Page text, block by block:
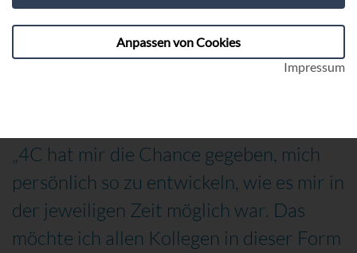
Echte Typen - Peter Keefer
„4C hat mir die Chance gegeben, mich
persönlich so zu entwickeln, wie es mir in
der jeweiligen Zeit möglich war. Das
möchte ich allen Kollegen in dieser Form
Anpassen von Cookies
Impressum